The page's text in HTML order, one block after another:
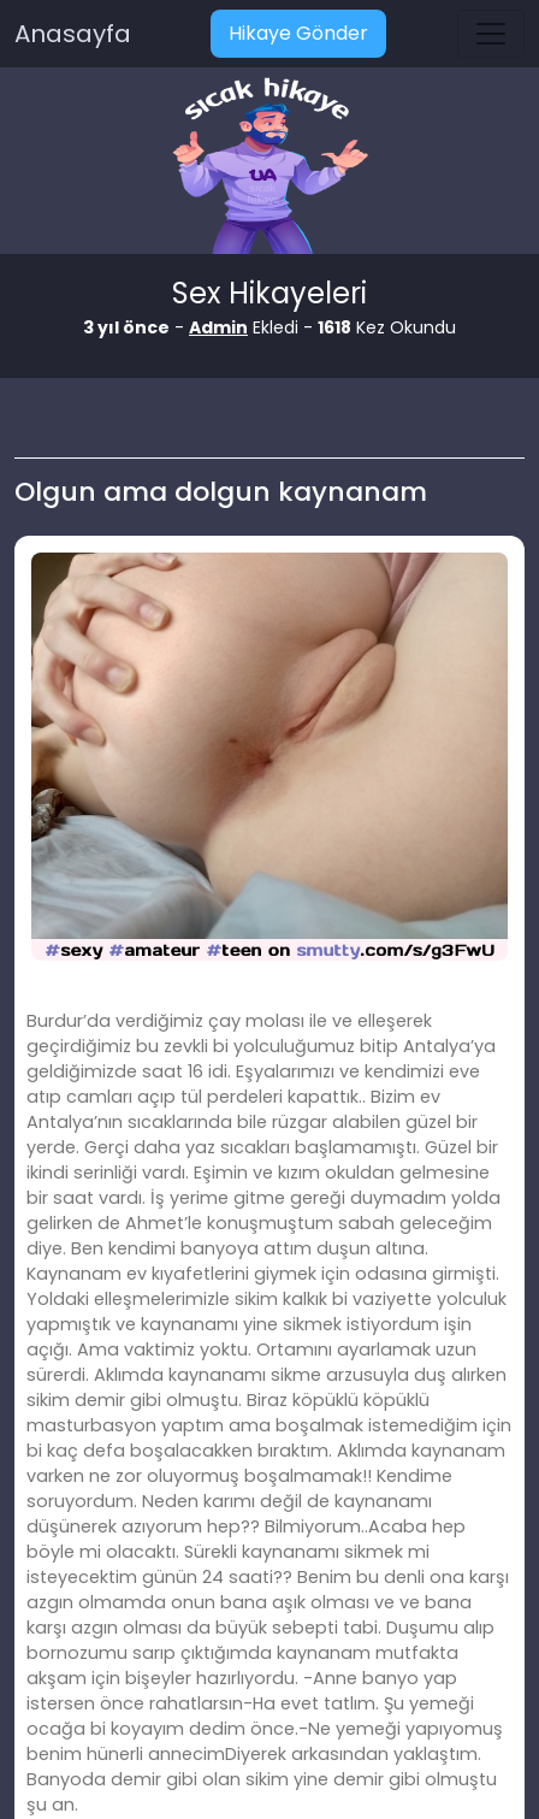
Anasayfa Hikaye Gönder
Sex Hikayeleri
3 yıl önce - Admin Ekledi - 1618 Kez Okundu
Olgun ama dolgun kaynanam
Burdur’da verdiğimiz çay molası ile ve elleşerek
geçirdiğimiz bu zevkli bi yolculuğumuz bitip Antalya’ya
geldiğimizde saat 16 idi. Eşyalarımızı ve kendimizi eve
atıp camları açıp tül perdeleri kapattık.. Bizim ev
Antalya’nın sıcaklarında bile rüzgar alabilen güzel bir
yerde. Gerçi daha yaz sıcakları başlamamıştı. Güzel bir
ikindi serinliği vardı. Eşimin ve kızım okuldan gelmesine
bir saat vardı. İş yerime gitme gereği duymadım yolda
gelirken de Ahmet’le konuşmuştum sabah geleceğim
diye. Ben kendimi banyoya attım duşun altına.
Kaynanam ev kıyafetlerini giymek için odasına girmişti.
Yoldaki elleşmelerimizle sikim kalkık bi vaziyette yolculuk
yapmıştık ve kaynanamı yine sikmek istiyordum işin
açığı. Ama vaktimiz yoktu. Ortamını ayarlamak uzun
sürerdi. Aklımda kaynanamı sikme arzusuyla duş alırken
sikim demir gibi olmuştu. Biraz köpüklü köpüklü
masturbasyon yaptım ama boşalmak istemediğim için
bi kaç defa boşalacakken bıraktım. Aklımda kaynanam
varken ne zor oluyormuş boşalmamak!! Kendime
soruyordum. Neden karımı değil de kaynanamı
düşünerek azıyorum hep?? Bilmiyorum..Acaba hep
böyle mi olacaktı. Sürekli kaynanamı sikmek mi
isteyecektim günün 24 saati?? Benim bu denli ona karşı
azgın olmamda onun bana aşık olması ve ve bana
karşı azgın olması da büyük sebepti tabi. Duşumu alıp
bornozumu sarıp çıktığımda kaynanam mutfakta
akşam için bişeyler hazırlıyordu. -Anne banyo yap
istersen önce rahatlarsın-Ha evet tatlım. Şu yemeği
ocağa bi koyayım dedim önce.-Ne yemeği yapıyomuş
benim hünerli annecimDiyerek arkasından yaklaştım.
Banyoda demir gibi olan sikim yine demir gibi olmuştu
şu an.